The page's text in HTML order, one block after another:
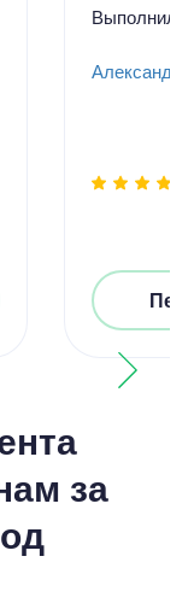
Выполнил
Александр
за